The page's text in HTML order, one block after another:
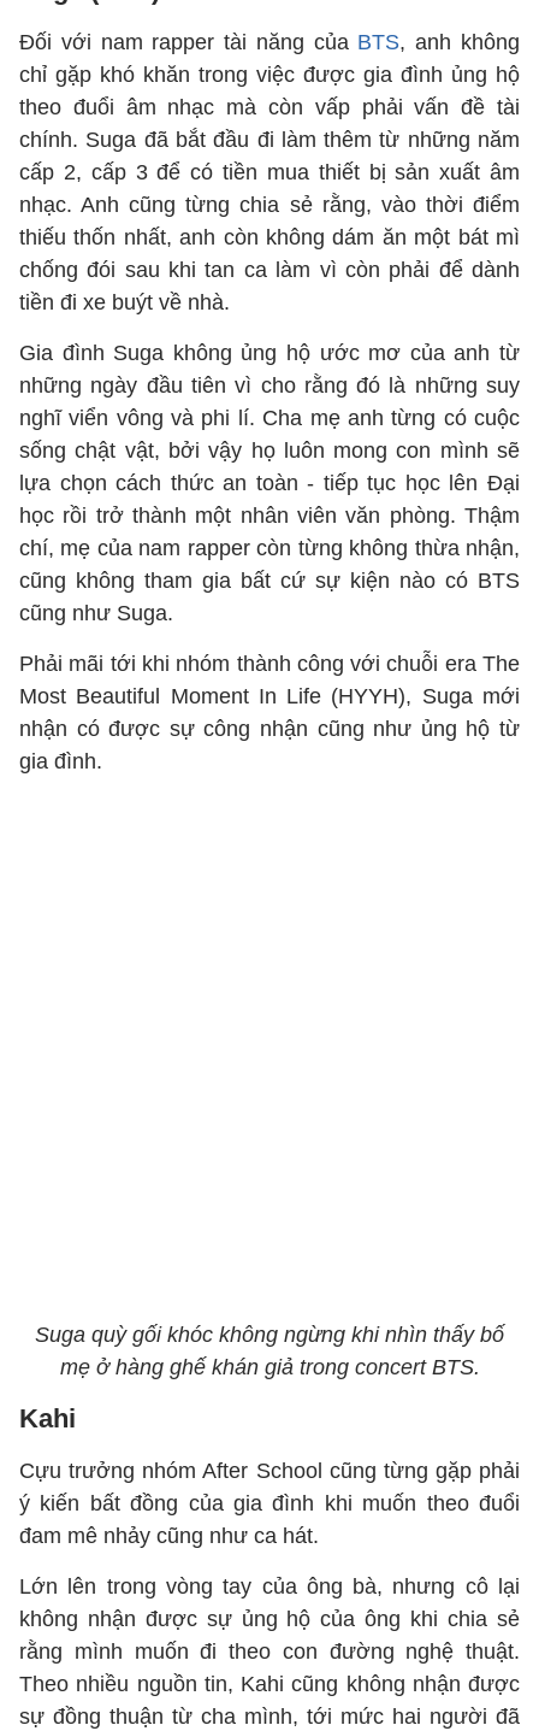
Đối với nam rapper tài năng của BTS, anh không
chỉ gặp khó khăn trong việc được gia đình ủng hộ
theo đuổi âm nhạc mà còn vấp phải vấn đề tài
chính. Suga đã bắt đầu đi làm thêm từ những năm
cấp 2, cấp 3 để có tiền mua thiết bị sản xuất âm
nhạc. Anh cũng từng chia sẻ rằng, vào thời điểm
thiếu thốn nhất, anh còn không dám ăn một bát mì
chống đói sau khi tan ca làm vì còn phải để dành
tiền đi xe buýt về nhà.
Gia đình Suga không ủng hộ ước mơ của anh từ
những ngày đầu tiên vì cho rằng đó là những suy
nghĩ viển vông và phi lí. Cha mẹ anh từng có cuộc
sống chật vật, bởi vậy họ luôn mong con mình sẽ
lựa chọn cách thức an toàn - tiếp tục học lên Đại
học rồi trở thành một nhân viên văn phòng. Thậm
chí, mẹ của nam rapper còn từng không thừa nhận,
cũng không tham gia bất cứ sự kiện nào có BTS
cũng như Suga.
Phải mãi tới khi nhóm thành công với chuỗi era The
Most Beautiful Moment In Life (HYYH), Suga mới
nhận có được sự công nhận cũng như ủng hộ từ
gia đình.
Suga quỳ gối khóc không ngừng khi nhìn thấy bố
mẹ ở hàng ghế khán giả trong concert BTS.
Kahi
Cựu trưởng nhóm After School cũng từng gặp phải
ý kiến bất đồng của gia đình khi muốn theo đuổi
đam mê nhảy cũng như ca hát.
Lớn lên trong vòng tay của ông bà, nhưng cô lại
không nhận được sự ủng hộ của ông khi chia sẻ
rằng mình muốn đi theo con đường nghệ thuật.
Theo nhiều nguồn tin, Kahi cũng không nhận được
sự đồng thuận từ cha mình, tới mức hai người đã